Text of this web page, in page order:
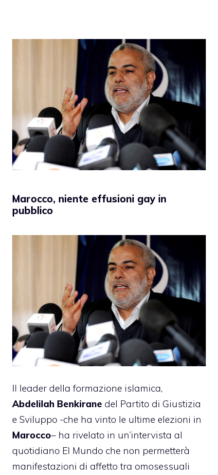
Marocco, niente effusioni gay in
pubblico
Il leader della formazione islamica,
Abdelilah Benkirane del Partito di Giustizia
e Sviluppo -che ha vinto le ultime elezioni in
Marocco– ha rivelato in un’intervista al
quotidiano El Mundo che non permetterà
manifestazioni di affetto tra omosessuali